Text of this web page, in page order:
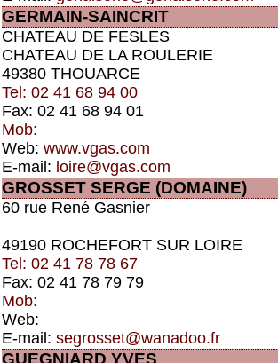
GERMAIN-SAINCRIT
CHATEAU DE FESLES
CHATEAU DE LA ROULERIE
49380 THOUARCE
Tel: 02 41 68 94 00
Fax: 02 41 68 94 01
Mob:
Web: www.vgas.com
E-mail: loire@vgas.com
GROSSET SERGE (DOMAINE)
60 rue René Gasnier
49190 ROCHEFORT SUR LOIRE
Tel: 02 41 78 78 67
Fax: 02 41 78 79 79
Mob:
Web:
E-mail: segrosset@wanadoo.fr
GUEGNIARD YVES